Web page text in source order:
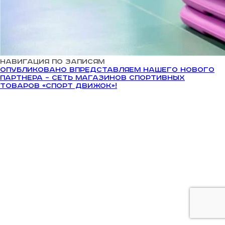
Навигация по записям
Опубликовано вПредставляем нашего нового
партнера – сеть магазинов спортивных
товаров «Спорт ДвижОК»!